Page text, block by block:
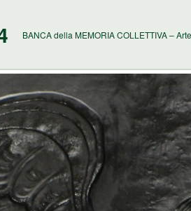
BANCA della MEMORIA COLLETTIVA –